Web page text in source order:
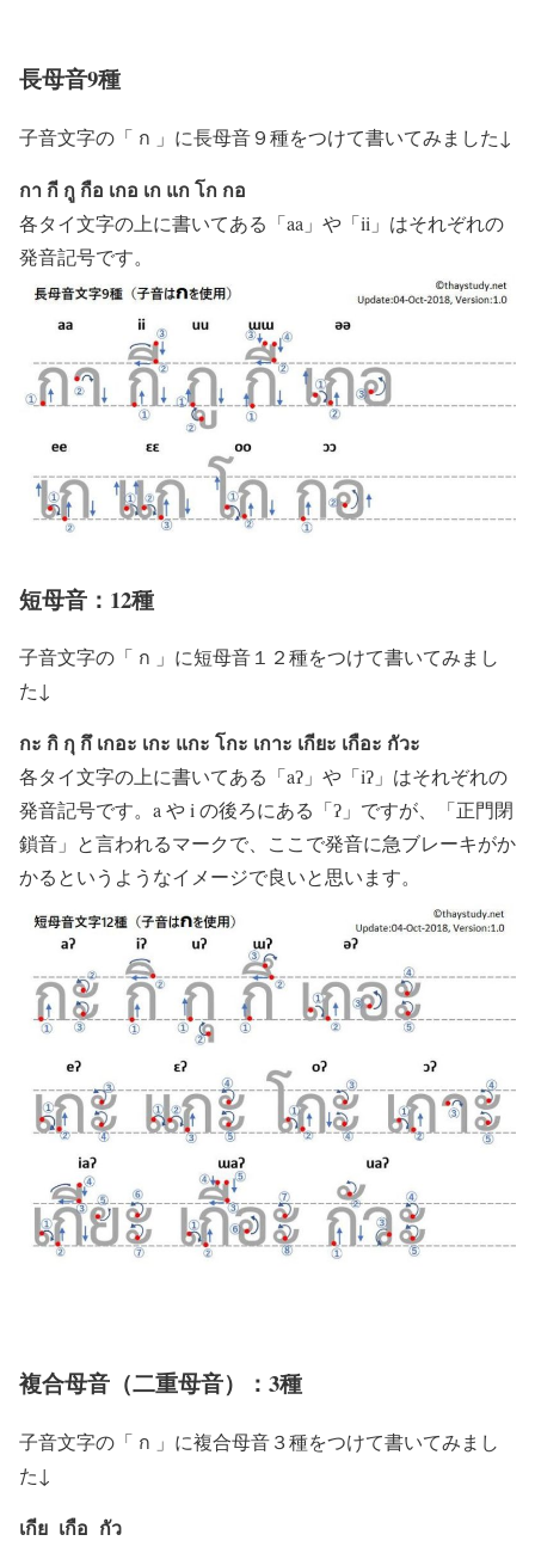
長母音9種
子音文字の「 ก 」に長母音９種をつけて書いてみました↓
กา กี กู กือ เกอ เก แก โก กอ
各タイ文字の上に書いてある「aa」や「ii」はそれぞれの
発音記号です。
短母音：12種
子音文字の「 ก 」に短母音１２種をつけて書いてみまし
た↓
กะ กิ กุ กึ เกอะ เกะ แกะ โกะ เกาะ เกียะ เกือะ กัวะ
各タイ文字の上に書いてある「aʔ」や「iʔ」はそれぞれの
発音記号です。a や i の後ろにある「ʔ」ですが、「正門閉
鎖音」と言われるマークで、ここで発音に急ブレーキがか
かるというようなイメージで良いと思います。
複合母音（二重母音）：3種
子音文字の「 ก 」に複合母音３種をつけて書いてみまし
た↓
เกีย เกือ กัว